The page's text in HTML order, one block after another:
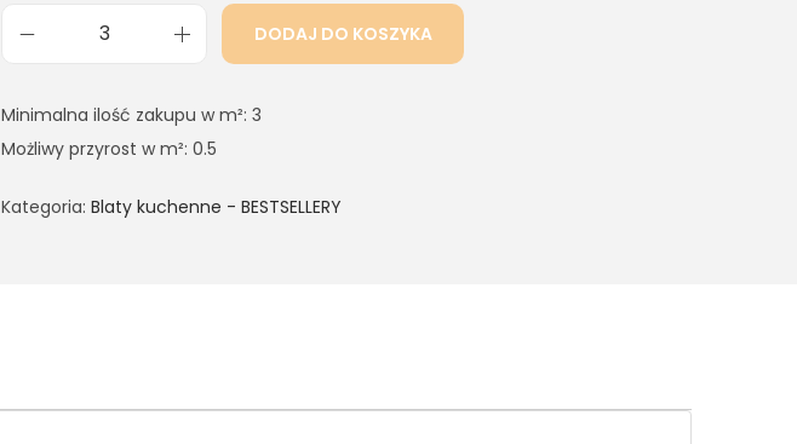
DODAJ DO KOSZYKA
Minimalna ilość zakupu w m²: 3
Możliwy przyrost w m²: 0.5
Kategoria: Blaty kuchenne - BESTSELLERY